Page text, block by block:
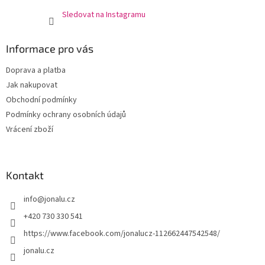
Sledovat na Instagramu
Informace pro vás
Doprava a platba
Jak nakupovat
Obchodní podmínky
Podmínky ochrany osobních údajů
Vrácení zboží
Kontakt
info@jonalu.cz
+420 730 330 541
https://www.facebook.com/jonalucz-112662447542548/
jonalu.cz